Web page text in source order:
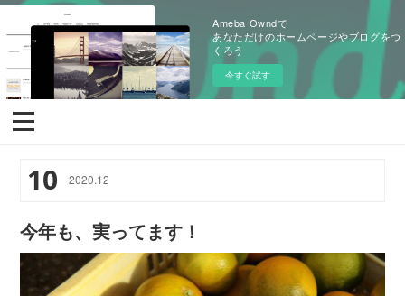
Ameba Owndで
あなただけのホームページやブログをつ
くろう
今すぐ試す
10 2020.12
今年も、実ってます！